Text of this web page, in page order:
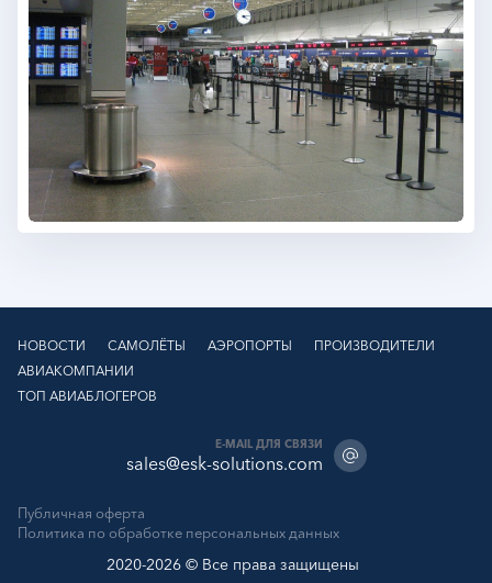
Публичная оферта
Политика по обработке персональных данных
2020-2026 © Все права защищены
НОВОСТИ САМОЛЁТЫ АЭРОПОРТЫ
ПРОИЗВОДИТЕЛИ
АВИАКОМПАНИИ
ТОП АВИАБЛОГЕРОВ
E-MAIL ДЛЯ СВЯЗИ
sales@esk-solutions.com